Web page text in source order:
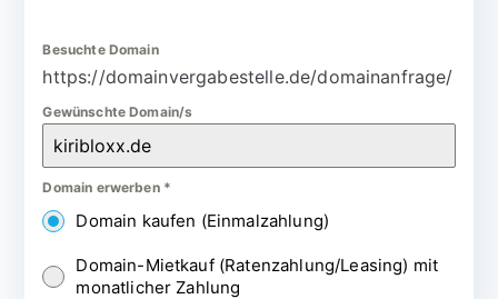
Besuchte Domain
https://domainvergabestelle.de/domainanfrage/
Gewünschte Domain/s
Domain erwerben *
Domain kaufen (Einmalzahlung)
Domain-Mietkauf (Ratenzahlung/Leasing) mit
monatlicher Zahlung